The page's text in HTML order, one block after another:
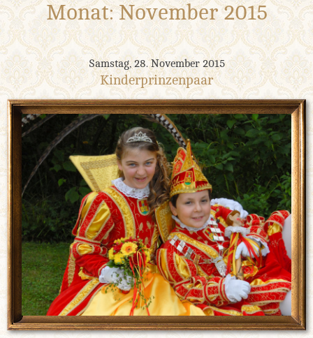
Monat:November 2015
Samstag, 28. November 2015
Kinderprinzenpaar